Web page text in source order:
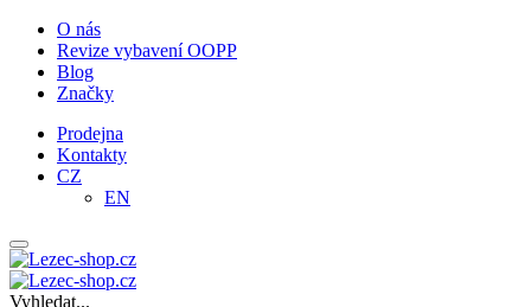
O nás
Revize vybavení OOPP
Blog
Značky
Prodejna
Kontakty
CZ
EN
Vyhledat...